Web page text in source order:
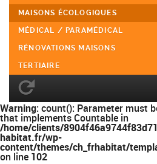
MAISONS ÉCOLOGIQUES
MÉDICAL / PARAMÉDICAL
RÉNOVATIONS MAISONS
TERTIAIRE
Warning: count(): Parameter must
that implements Countable in
/home/clients/
habitat.fr/wp-
content/themes/ch_frhabitat/
on line 102